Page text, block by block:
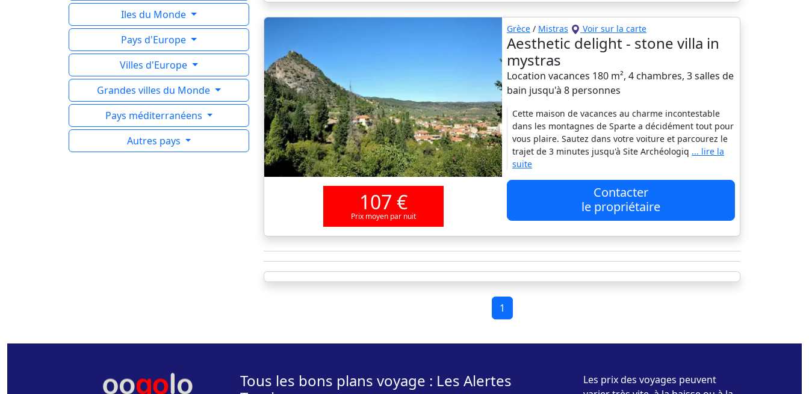
Iles du Monde
Pays d'Europe
Villes d'Europe
Grandes villes du Monde
Pays méditerranéens
Autres pays
107 €
Prix moyen par nuit
Grèce / Mistras Voir sur la carte
Aesthetic delight - stone villa in
mystras
Location vacances 180 m², 4 chambres, 3 salles de
bain jusqu'à 8 personnes
Cette maison de vacances au charme incontestable
dans les montagnes de Sparte a décidément tout pour
vous plaire. Sautez dans votre voiture et parcourez le
trajet de 3 minutes jusqu'à Site Archéologiq ... lire la
suite
Contacter
le propriétaire
1
Tous les bons plans voyage : Les Alertes
Les prix des voyages peuvent